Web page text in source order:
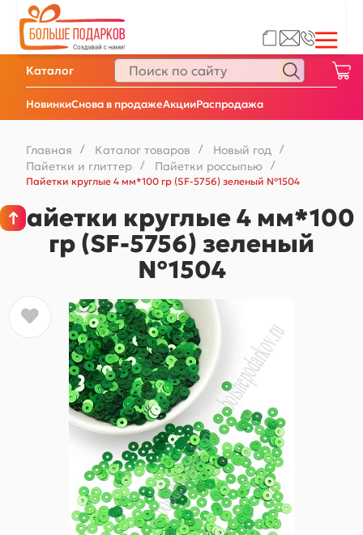
НовинкиСнова в продажеАкцииРаспродажа
Каталог
Главная / Каталог товаров / Новый год /
Пайетки и глиттер / Пайетки россыпью
/
Пайетки круглые 4 мм*100 гр (SF-5756) зеленый №1504
Пайетки круглые 4 мм*100
гр (SF-5756) зеленый
№1504